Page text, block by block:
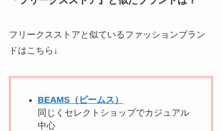
フリークスストアと似ているファッションブラン
ドはこちら↓
BEAMS（ビームス）
同じくセレクトショップでカジュアル
中心